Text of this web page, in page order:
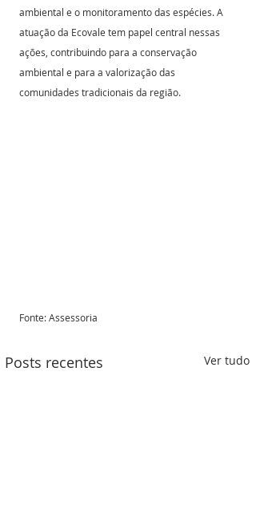
ambiental e o monitoramento das espécies. A
atuação da Ecovale tem papel central nessas
ações, contribuindo para a conservação
ambiental e para a valorização das
comunidades tradicionais da região.
Fonte: Assessoria
Posts recentes Ver tudo